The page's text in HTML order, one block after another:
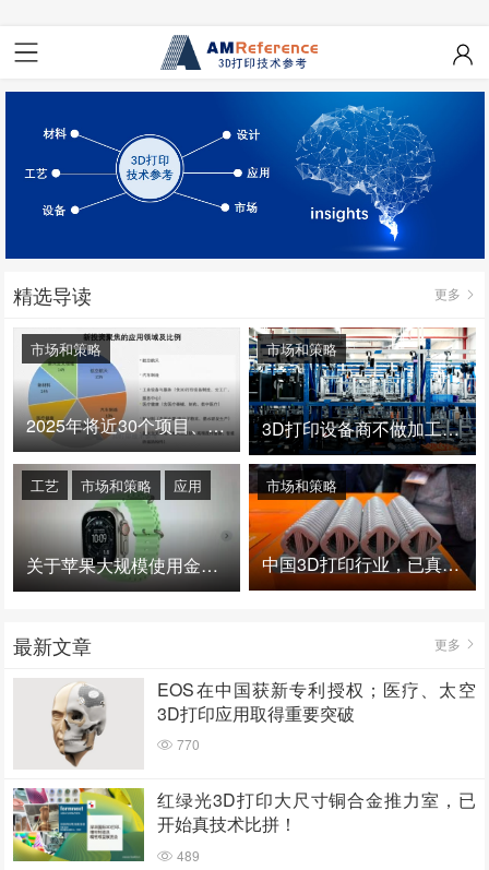
精选导读 更多
2025年将近30个项目、150亿投资：3D打印真的迎来爆发拐点了吗
市场和策略
3D打印设备商不做加工服务，就成了旁观者！
市场和策略
关于苹果大规模使用金属3D打印的思考
工艺 市场和策略 应用
中国3D打印行业，已真正进入爆发时代！
市场和策略
最新文章 更多
EOS在中国获新专利授权；医疗、太空
3D打印应用取得重要突破
770
红绿光3D打印大尺寸铜合金推力室，已
开始真技术比拼！
489